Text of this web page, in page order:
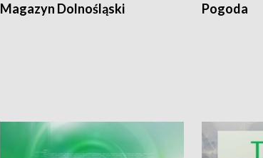
Magazyn Dolnośląski Pogoda